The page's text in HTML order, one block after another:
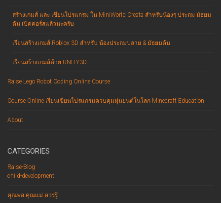
สร้างเกมส์ และ เขียนโปรแกรม ใน MiniWorld Creata สำหรับน้องๆ ประถม มัธยม
ต้น เปิดคอร์สแล้วนะครับ
เรียนสร้างเกมส์ Roblox 3D สำหรับ น้องประถมปลาย & มัธยมต้น
เรียนสร้างเกมส์ด้วย UNITY3D
Raise Lego Robot Coding Online Course
Course Online เรียนเขียนโปรแกรมควบคุมหุ่นยนต์ในโลก Minecraft Education
About
CATEGORIES
Raise-Blog
child-development
คุณพ่อ คุณแม่ ควรรู้